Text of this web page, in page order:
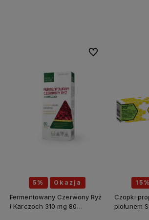
5% Okazja
Fermentowany Czerwony Ryż
i Karczoch 310 mg 80
Do ulubionych
15%
Czopki
piołunem